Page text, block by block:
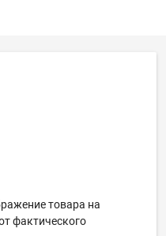
товара на
фактического